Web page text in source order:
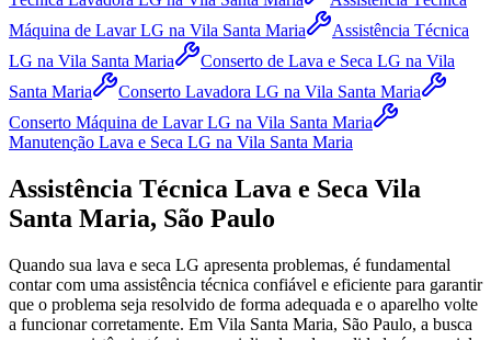
Máquina de Lavar LG na Vila Santa Maria
Assistência Técnica
LG na Vila Santa Maria Conserto de Lava e Seca LG na Vila
Santa Maria
Conserto Lavadora LG na Vila Santa Maria
Conserto Máquina de Lavar LG na Vila Santa Maria
Manutenção Lava e Seca LG na Vila Santa Maria
Assistência Técnica Lava e Seca Vila
Santa Maria, São Paulo
Quando sua lava e seca LG apresenta problemas, é fundamental
contar com uma assistência técnica confiável e eficiente para garantir
que o problema seja resolvido de forma adequada e o aparelho volte
a funcionar corretamente. Em Vila Santa Maria, São Paulo, a busca